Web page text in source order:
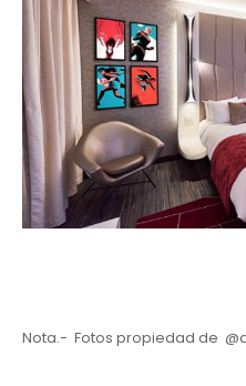
Nota.- Fotos propiedad de